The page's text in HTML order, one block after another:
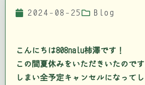
2024-08-25 Blog
こんにちは808nalu柿澤です！
この間夏休みをいただきいたので
しまい全予定キャンセルになって